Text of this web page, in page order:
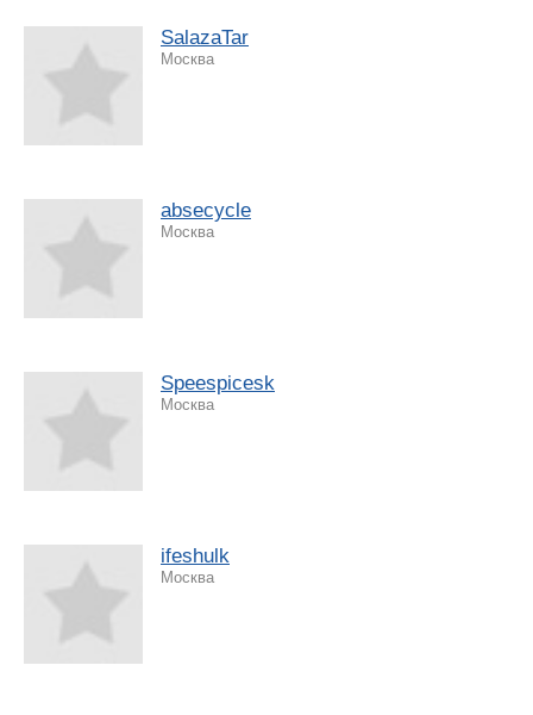
SalazaTar
Москва
absecycle
Москва
Speespicesk
Москва
ifeshulk
Москва